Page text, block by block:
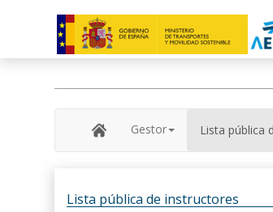
Gestor Lista pública
Lista pública de instructores